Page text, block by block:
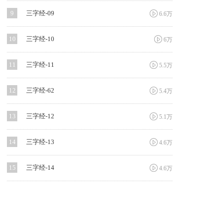
9 三字经-09  6.6万
10 三字经-10  6万
11 三字经-11  5.5万
12 三字经-62  5.4万
13 三字经-12  5.1万
14 三字经-13  4.6万
15 三字经-14  4.6万